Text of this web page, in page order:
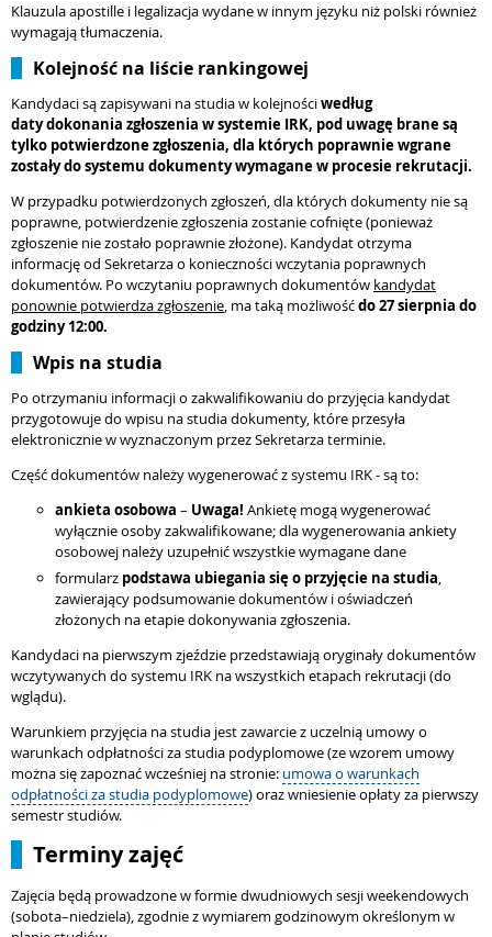
Klauzula apostille i legalizacja wydane w innym języku niż polski również
wymagają tłumaczenia.
Kolejność na liście rankingowej
Kandydaci są zapisywani na studia w kolejnościwedług
datydokonania zgłoszenia w systemie IRK, pod uwagę brane są
tylko potwierdzone zgłoszenia, dla których poprawnie wgrane
zostały dosystemu dokumenty wymagane w procesie rekrutacji.
W przypadku potwierdzonych zgłoszeń, dla których dokumenty nie są
poprawne, potwierdzenie zgłoszenia zostanie cofnięte (ponieważ
zgłoszenie nie zostało poprawnie złożone). Kandydat otrzyma
informację od Sekretarza o konieczności wczytania poprawnych
dokumentów. Po wczytaniu poprawnych dokumentów kandydat
ponownie potwierdza zgłoszenie, ma taką możliwośćdo 27 sierpnia do
godziny 12:00.
Wpis na studia
Po otrzymaniu informacji o zakwalifikowaniu do przyjęcia kandydat
przygotowuje do wpisu na studia dokumenty, które przesyła
elektronicznie w wyznaczonym przez Sekretarza terminie.
Część dokumentów należy wygenerować z systemu IRK - są to:
ankieta osobowa – Uwaga! Ankietę mogą wygenerować
wyłącznie osoby zakwalifikowane; dla wygenerowania ankiety
osobowej należy uzupełnić wszystkie wymagane dane
formularz podstawa ubiegania się o przyjęcie na studia,
zawierający podsumowanie dokumentów i oświadczeń
złożonych na etapie dokonywania zgłoszenia.
Kandydaci na pierwszym zjeździe przedstawiają oryginały dokumentów
wczytywanych do systemu IRK na wszystkich etapach rekrutacji (do
wglądu).
Warunkiem przyjęcia na studia jest zawarcie z uczelnią umowy o
warunkach odpłatności za studia podyplomowe (ze wzorem umowy
można się zapoznać wcześniej na stronie: umowa o warunkach
odpłatności za studia podyplomowe) oraz wniesienie opłaty za pierwszy
semestr studiów.
Terminy zajęć
Zajęcia będą prowadzone w formie dwudniowych sesji weekendowych
(sobota–niedziela), zgodnie z wymiarem godzinowym określonym w